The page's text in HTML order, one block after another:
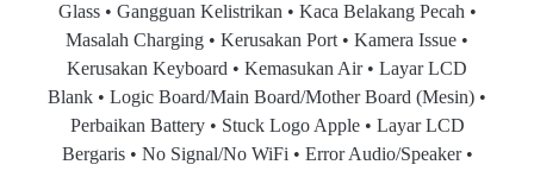
Glass • Gangguan Kelistrikan • Kaca Belakang Pecah •
Masalah Charging • Kerusakan Port • Kamera Issue •
Kerusakan Keyboard • Kemasukan Air • Layar LCD
Blank • Logic Board/Main Board/Mother Board (Mesin) •
Perbaikan Battery • Stuck Logo Apple • Layar LCD
Bergaris • No Signal/No WiFi • Error Audio/Speaker •